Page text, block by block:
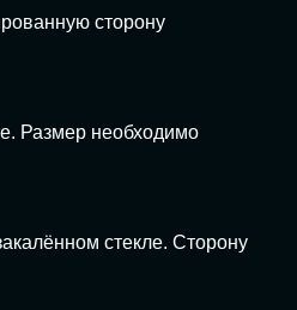
сторону
Размер необходимо
стекле. Сторону